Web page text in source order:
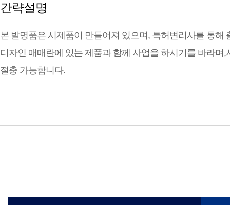
간략설명
본 발명품은 시제품이 만들어져 있으며, 특허변리사를 통해
디자인 매매란에 있는 제품과 함께 사업을 하시기를 바라
절충 가능합니다.